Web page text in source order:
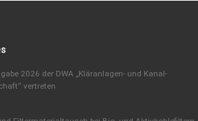
2026 der DWA „Kläranlagen- und Kanal-
vertreten